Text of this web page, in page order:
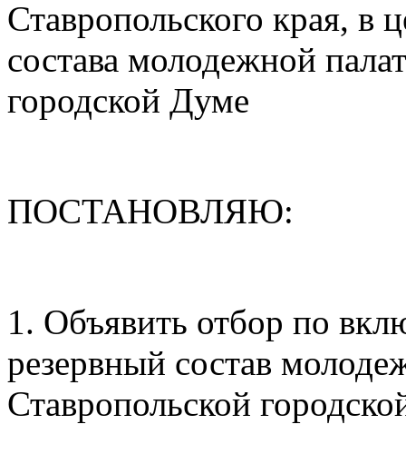
Ставропольского края, в
состава молодежной
городской Думе
ПОСТАНОВЛЯЮ:
1. Объявить отбор по
резервный состав
Ставропольской